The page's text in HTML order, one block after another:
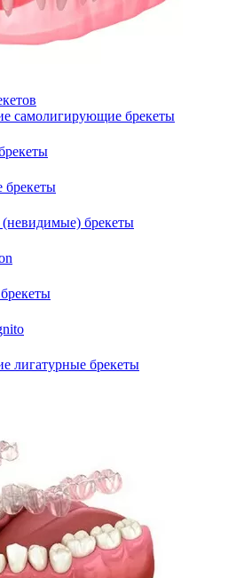
самолигирующие брекеты
брекеты
брекеты
лигатурные брекеты